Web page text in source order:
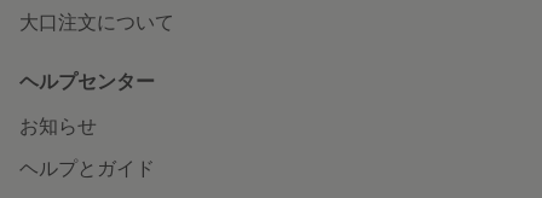
大口注文について
ヘルプセンター
お知らせ
ヘルプとガイド